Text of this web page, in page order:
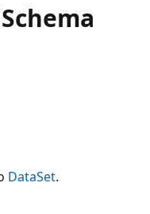
Schema
DataSet.